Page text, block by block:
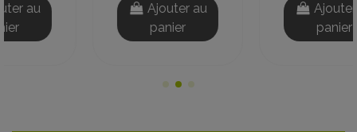
Ajouter au
panier
Ajouter au
panier